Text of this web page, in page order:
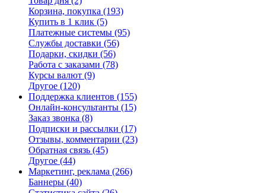
Корзина, покупка (193)
Купить в 1 клик (5)
Платежные системы (95)
Службы доставки (56)
Подарки, скидки (56)
Работа с заказами (78)
Курсы валют (9)
Другое (120)
Поддержка клиентов (155)
Онлайн-консультанты (15)
Заказ звонка (8)
Подписки и рассылки (17)
Отзывы, комментарии (23)
Обратная связь (45)
Другое (44)
Маркетинг, реклама (266)
Баннеры (40)